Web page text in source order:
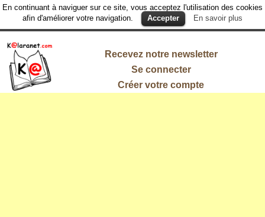
En continuant à naviguer sur ce site, vous acceptez l'utilisation des cookies
afin d'améliorer votre navigation.
Accepter En savoir plus
Recevez notre newsletter
Se connecter
Créer votre compte